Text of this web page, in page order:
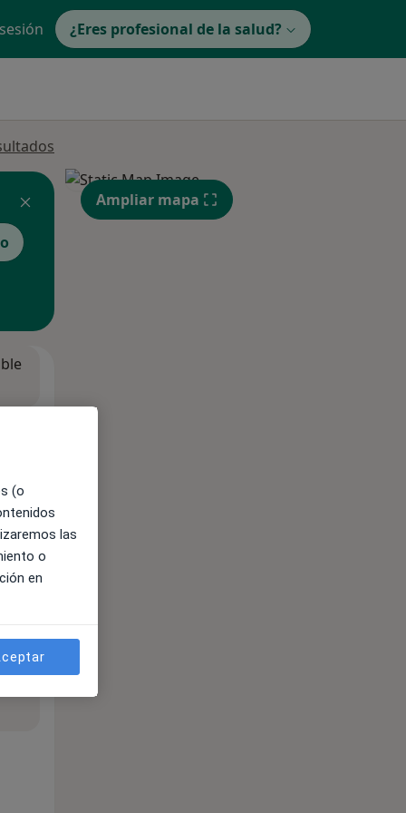
¿Eres profesional de la salud?
Ampliar mapa
(o
las
o
en